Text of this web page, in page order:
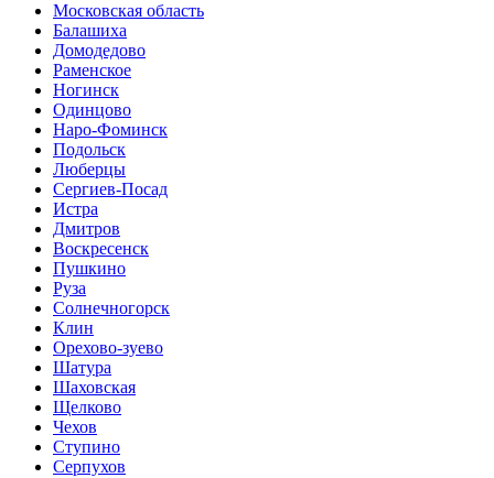
Московская область
Балашиха
Домодедово
Раменское
Ногинск
Одинцово
Наро-Фоминск
Подольск
Люберцы
Сергиев-Посад
Истра
Дмитров
Воскресенск
Пушкино
Руза
Солнечногорск
Клин
Орехово-зуево
Шатура
Шаховская
Щелково
Чехов
Ступино
Серпухов